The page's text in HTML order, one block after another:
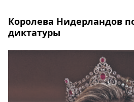
Королева Нидерландов
диктатуры